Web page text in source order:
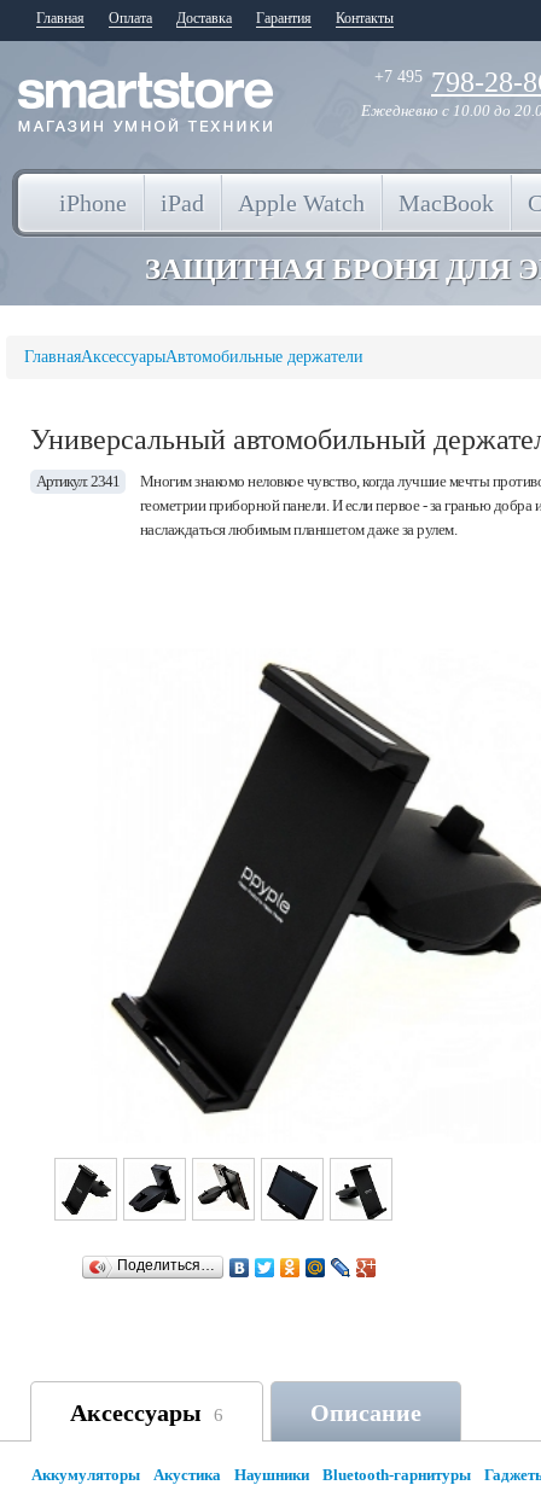
Главная Оплата Доставка Гарантия Контакты
+7 495 798-28-
Ежедневно с 10.00 до
iPhone iPad Apple Watch MacBook
ЗАЩИТНАЯ БРОНЯ ДЛЯ
ГлавнаяАксессуарыАвтомобильные держатели
Универсальный автомобильный
Артикул: 2341
Многим знакомо неловкое чувство, когда лучшие мечты
геометрии приборной панели. И если первое - за гранью
наслаждаться любимым планшетом даже за рулем.
Поделиться…
Аксессуары 6 Описание
Аккумуляторы Акустика Наушники Bluetooth-гарнитуры